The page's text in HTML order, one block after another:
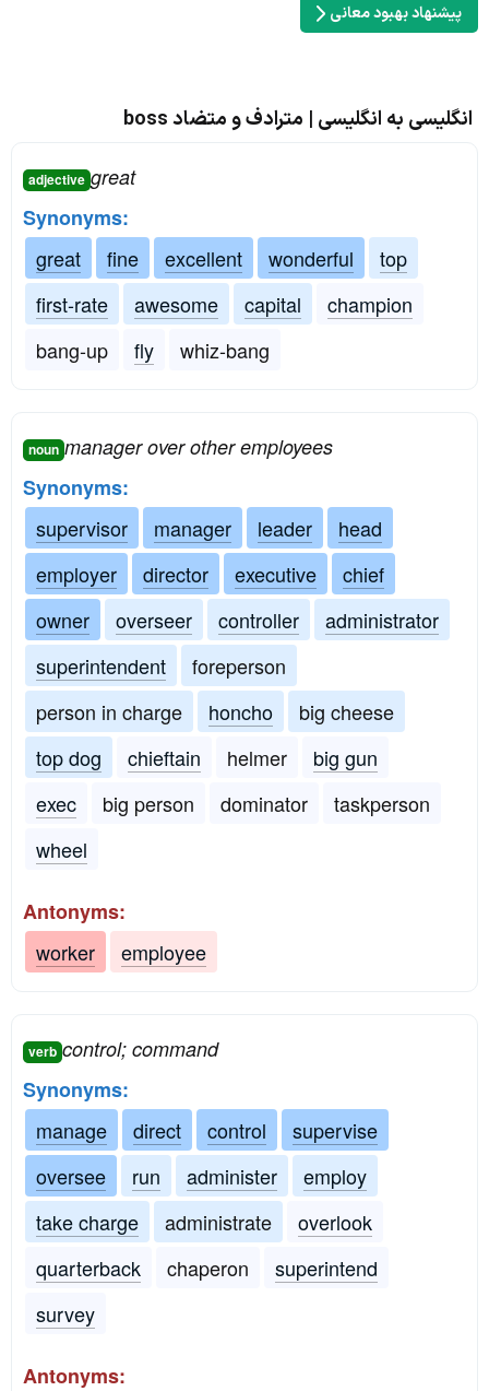
پیشنهاد بهبود معانی
انگلیسی به انگلیسی | مترادف و متضاد boss
adjective great
Synonyms:
great
fine excellent wonderful
top
first-rate
awesome capital
champion
bang-up
fly whiz-bang
noun manager over other employees
Synonyms:
supervisor
manager leader
head
employer
director executive
chief
owner
overseer controller
administrator
superintendent
foreperson
person in charge
honcho
big cheese
top dog
chieftain helmer
big gun
exec
big person dominator
taskperson
wheel
Antonyms:
worker
employee
verb control; command
Synonyms:
manage
direct control
supervise
oversee
run administer
employ
take charge
administrate
overlook
quarterback
chaperon
superintend
survey
Antonyms: